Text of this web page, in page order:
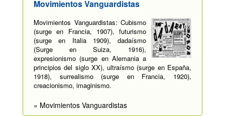
Movimientos Vanguardistas
Movimientos Vanguardistas: Cubismo
(surge en Francia, 1907), futurismo
(surge en Italia 1909), dadaísmo
(Surge en Suiza, 1916),
expresionismo (surge en Alemania a
principios del siglo XX), ultraísmo (surge en España,
1918), surrealismo (surge en Francia, 1920),
creacionismo, imaginismo.
» Movimientos Vanguardistas